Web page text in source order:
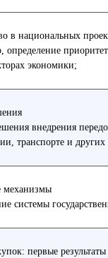
в национальных
экономики;
внедрения
транспорте и других
механизмы
системы
первые результаты